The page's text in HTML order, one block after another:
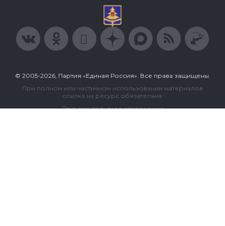
© 2005-2026, Партия «Единая Россия». Все права защищены.
При полном или частичном использовании материалов
ссылка на ресурс обязательна.
Пользовательское соглашение